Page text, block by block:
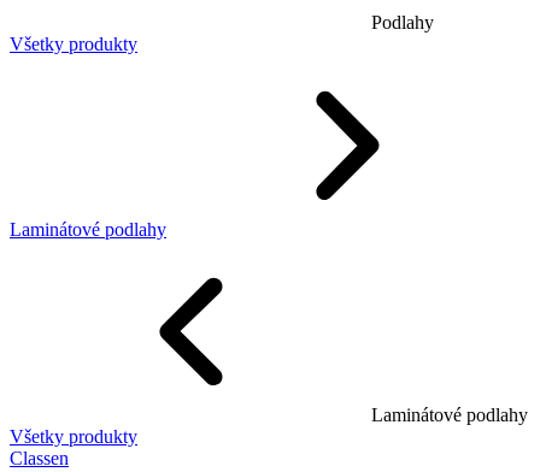
Podlahy
Všetky produkty
Laminátové podlahy
Laminátové podlahy
Všetky produkty
Classen